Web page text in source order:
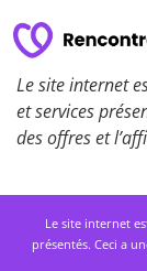
Le site internet
et services
des offres et
Le site internet
présentés. Ceci a